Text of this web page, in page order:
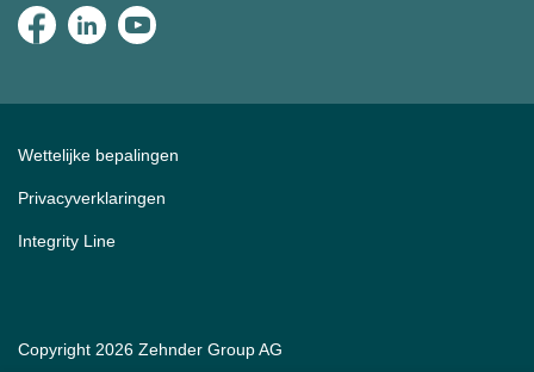
Copyright 2026 Zehnder Group AG
Wettelijke bepalingen
Privacyverklaringen
Integrity Line